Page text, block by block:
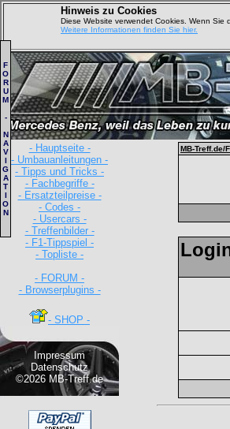
Hinweis zu Cookies
Diese Website verwendet Cookies. Wenn Sie
Weitere Informationen finden Sie hier.
- Hauptseite -
- Umbauanleitungen -
- Tipps und Tricks -
- Fachbegriffe -
- Ersatzteilpreise -
- Codes -
- Usercars -
- Treffenbilder -
- F1-Tippspiel -
- Topliste -
- FORUM -
- Browserplugins -
- SHOP -
Impressum
Datenschutz
©2026 MB-Treff.de
F
O
R
U
M
-
N
A
V
I
G
A
T
I
O
N
MB-Treff.de/